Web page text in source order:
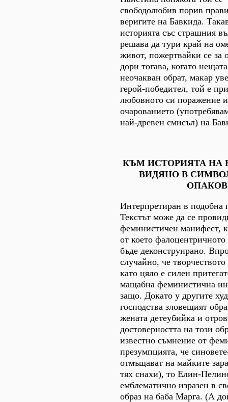
свободолюбив порив
веригите на Бавкида.
историята със страшния
решава да тури край на
живот, пожертвайки се за
дори тогава, когато
неочакван обрат, макар
герой-победител, той е
любовното си поражение
очарованието
най-древен смисъл) на
КЪМ ИСТОРИЯТА НА
ВИДЯНО В
Интерпретиран в подобна
Текстът може да се
феминистичен манифест,
от което
бъде деконструирано.
случайно, че
като цяло е силен
мащабна феминистична
защо. Докато у другите
господства зловещият
жената детеубийка и
достоверността на този
известно съмнение от
презумпцията, че
отмъщават на майките
тях снахи), то Елин-
емблематично изразен в
образ на баба Марга. (А